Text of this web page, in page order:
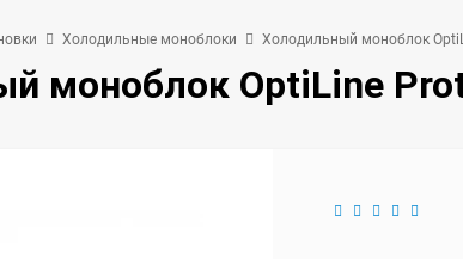
Холодильные моноблоки Холодильный моноблок
моноблок OptiLine